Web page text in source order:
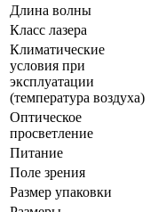
Длина волны
Класс лазера
Климатические
условия при
эксплуатации
(температура воздуха)
Оптическое
просветление
Питание
Поле зрения
Размер упаковки